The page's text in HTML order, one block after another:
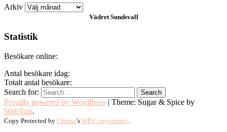
Arkiv
VädretSundsvall
Statistik
Besökare online:
Antal besökare idag:
Totalt antal besökare:
Search for:
Proudly powered by WordPress | Theme: Sugar & Spice by
WebTuts.
Copy Protected by Chetan's WP-Copyprotect